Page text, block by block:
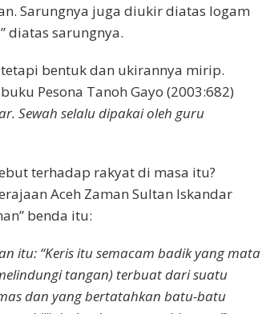
Sarungnya juga diukir diatas logam
diatas sarungnya.
tetapi bentuk dan ukirannya mirip.
Pesona Tanoh Gayo (2003:682)
Sewah selalu dipakai oleh guru
terhadap rakyat di masa itu?
Aceh Zaman Sultan Iskandar
benda itu:
itu: “Keris itu semacam badik yang mata
tangan) terbuat dari suatu
dan yang bertatahkan batu-batu